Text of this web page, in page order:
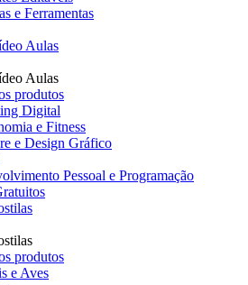
e Ferramentas
Aulas
Aulas
produtos
Digital
e Fitness
e Design Gráfico
Pessoal e Programação
produtos
e Aves